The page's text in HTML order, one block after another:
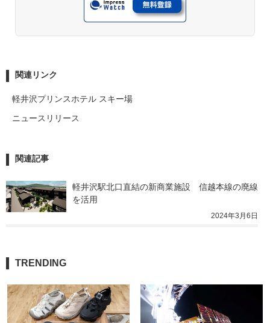
関連リンク
軽井沢プリンスホテル スキー場
ニュースリリース
関連記事
軽井沢駅北口直結の新商業施設　信越本線の廃線
を活用
2024年3月6日
TRENDING